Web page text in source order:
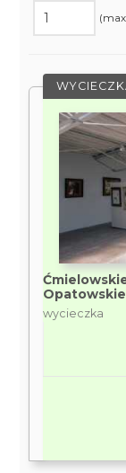
Opatowskie
wycieczka